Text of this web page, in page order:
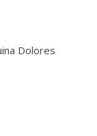
Dolores